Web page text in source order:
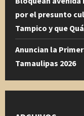
por el presunto
Tampico y que
Anuncian la
Tamaulipas 2026